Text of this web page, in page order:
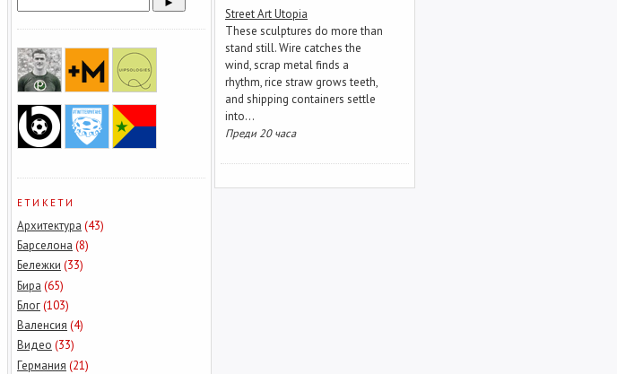
Street Art Utopia
These sculptures do more than
stand still. Wire catches the
wind, scrap metal finds a
rhythm, rice straw grows teeth,
and shipping containers settle
into...
Преди 20 часа
ЕТИКЕТИ
Архитектура (43)
Барселона (8)
Бележки (33)
Бира (65)
Блог(103)
Валенсия (4)
Видео (33)
Германия (21)